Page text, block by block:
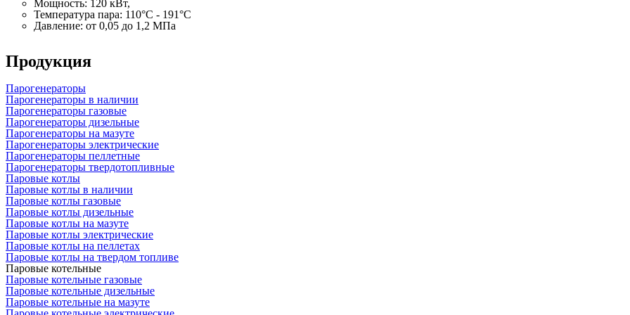
Мощность: 120 кВт,
Температура пара: 110°C - 191°C
Давление: от 0,05 до 1,2 МПа
Продукция
Парогенераторы
Парогенераторы в наличии
Парогенераторы газовые
Парогенераторы дизельные
Парогенераторы на мазуте
Парогенераторы электрические
Парогенераторы пеллетные
Парогенераторы твердотопливные
Паровые котлы
Паровые котлы в наличии
Паровые котлы газовые
Паровые котлы дизельные
Паровые котлы на мазуте
Паровые котлы электрические
Паровые котлы на пеллетах
Паровые котлы на твердом топливе
Паровые котельные
Паровые котельные газовые
Паровые котельные дизельные
Паровые котельные на мазуте